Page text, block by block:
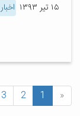
۱۵ تیر ۱۳۹۳
«
1
2
3